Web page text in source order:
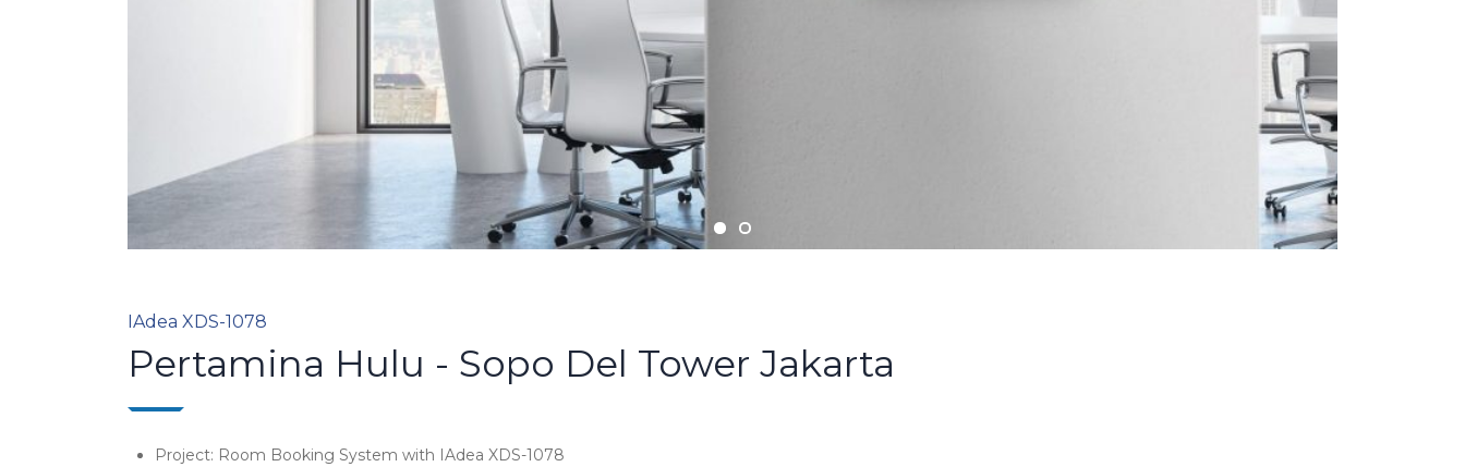
IAdea XDS-1078
Pertamina Hulu - Sopo Del Tower Jakarta
Project: Room Booking System with IAdea XDS-1078